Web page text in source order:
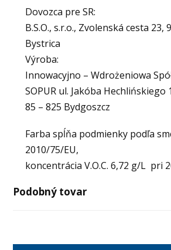
Dovozca pre SR:
B.S.O., s.r.o., Zvolenská cesta 23,
Bystrica
Výroba:
Innowacyjno – Wdrożeniowa
SOPUR ul. Jakóba Hechlińskiego
85 – 825 Bydgoszcz
Farba spĺňa podmienky podľa
2010/75/EU,
koncentrácia V.O.C. 6,72 g/L pri
Podobný tovar